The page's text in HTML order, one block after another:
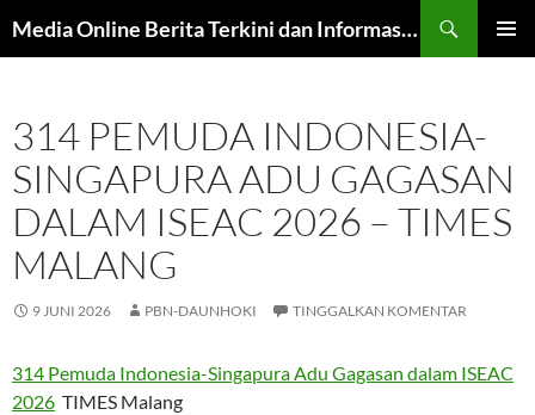
ke
Media Online Berita Terkini dan Informasi Harian
314 PEMUDA INDONESIA-
SINGAPURA ADU GAGASAN
DALAM ISEAC 2026 – TIMES
MALANG
9 JUNI 2026 PBN-DAUNHOKI TINGGALKAN KOMENTAR
314 Pemuda Indonesia-Singapura Adu Gagasan dalam ISEAC
2026 TIMES Malang